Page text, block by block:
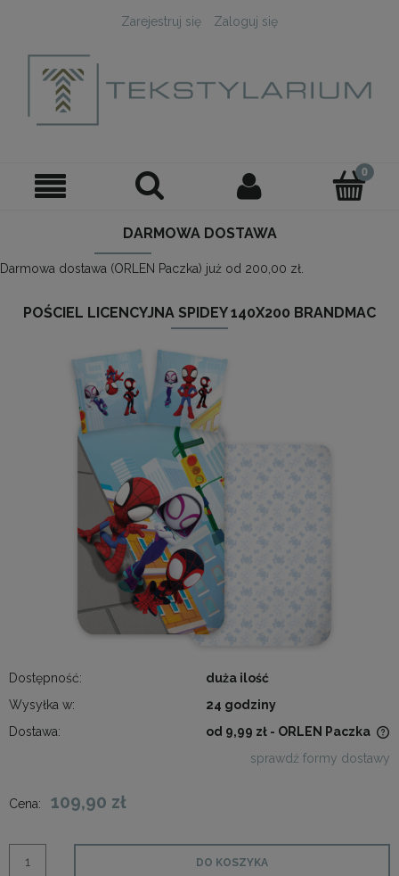
Zarejestruj się Zaloguj się
DARMOWA DOSTAWA
Darmowa dostawa (ORLEN Paczka) już od 200,00 zł.
POŚCIEL LICENCYJNA SPIDEY 140X200 BRANDMAC
Dostępność:
duża ilość
Wysyłka w:
24 godziny
Dostawa:
od 9,99 zł - ORLEN Paczka
sprawdź formy dostawy
Cena: 109,90 zł
DO KOSZYKA